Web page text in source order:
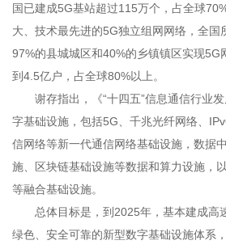
国已建成5G基站超过115万个，占全球
大、技术最先进的5G独立组网网络，全国
97%的县城城区和40%的乡镇镇区实现5G
到4.5亿户，占全球80%以上。
谢存指出，《“十四五”信息通信行业
字基础设施，包括5G、千兆光纤网络、
信网络等新一代通信网络基础设施，数据
施、区块链基础设施等数据和算力设施，
等融合基础设施。
总体目标是，到2025年，基本建成高
绿色、安全可靠的新型数字基础设施体系